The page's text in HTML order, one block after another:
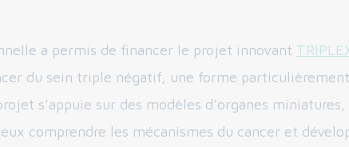
a permis de financer le projet innovant
du sein triple négatif, une forme particulièrement
s’appuie sur des modèles d’organes miniatures,
comprendre les mécanismes du cancer et